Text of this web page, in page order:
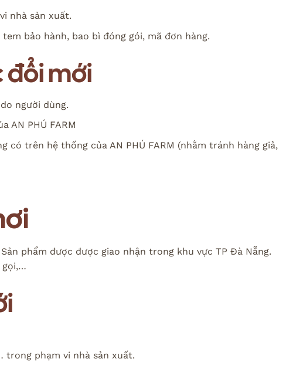
nhà sản xuất.
bảo hành, bao bì đóng gói, mã đơn hàng.
đổi mới
người dùng.
AN PHÚ FARM
có trên hệ thống của AN PHÚ FARM (nhằm tránh hàng giả,
phẩm được được giao nhận trong khu vực TP Đà Nẵng.
gọi,…
phạm vi nhà sản xuất.